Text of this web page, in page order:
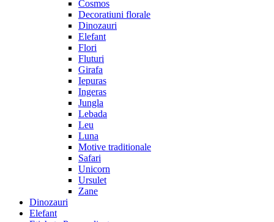
Cosmos
Decoratiuni florale
Dinozauri
Elefant
Flori
Fluturi
Girafa
Iepuras
Ingeras
Jungla
Lebada
Leu
Luna
Motive traditionale
Safari
Unicorn
Ursulet
Zane
Dinozauri
Elefant